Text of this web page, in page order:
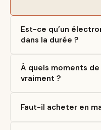
Est-ce qu’un
dans la durée ?
À quels moments
vraiment ?
Faut-il acheter en